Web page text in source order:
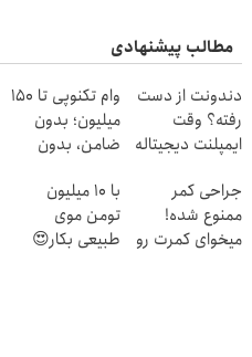
مطالب پیشنهادی
دندونت از دست
رفته؟ وقت
ایمپلنت دیجیتاله
وام تکنوپی تا ۱۵۰
میلیون؛ بدون
ضامن، بدون
جراحی کمر
ممنوع شده!
میخوای کمرت رو
با 10 میلیون
تومن موی
طبیعی بکار😍